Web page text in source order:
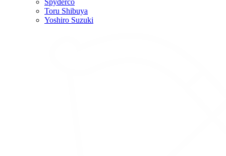
Spyderco
Toru Shibuya
Yoshiro Suzuki